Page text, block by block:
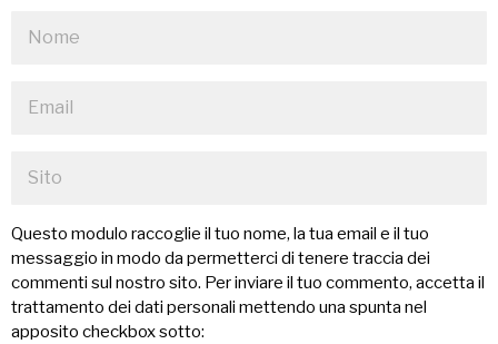
Questo modulo raccoglie il tuo nome, la tua email e il tuo
messaggio in modo da permetterci di tenere traccia dei
commenti sul nostro sito. Per inviare il tuo commento, accetta il
trattamento dei dati personali mettendo una spunta nel
apposito checkbox sotto: